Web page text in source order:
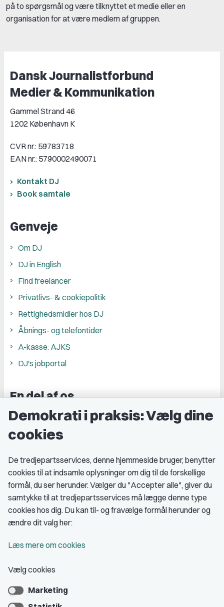
på to spørgsmål og være tilknyttet et medie eller en
organisation for at være medlem af gruppen.
Dansk Journalistforbund
Medier & Kommunikation
Gammel Strand 46
1202 København K
CVR nr.: 59783718
EAN nr.: 5790002490071
Kontakt DJ
Book samtale
Genveje
Om DJ
DJ in English
Find freelancer
Privatlivs- & cookiepolitik
Rettighedsmidler hos DJ
Åbnings- og telefontider
A-kasse: AJKS
DJ's jobportal
En del af os
Grupper og kredse
Studenterorganisationer
Medlemskab
Fordele som medlem
Kontingent
Bliv medlem
Demokrati i praksis: Vælg dine
cookies
De tredjepartsservices, denne hjemmeside bruger, benytter
cookies til at indsamle oplysninger om dig til de forskellige
formål, du ser herunder. Vælger du "Accepter alle", giver du
samtykke til at tredjepartsservices må lægge denne type
cookies hos dig. Du kan til- og fravælge formål herunder og
ændre dit valg her:
Læs mere om cookies
Vælg cookies
Marketing